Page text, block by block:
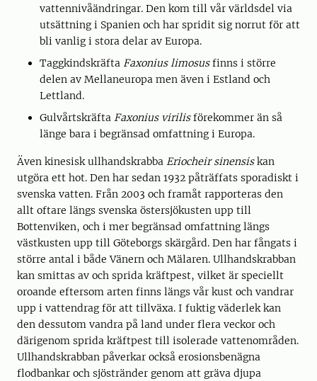
vattennivåändringar. Den kom till vår världsdel via
utsättning i Spanien och har spridit sig norrut för att
bli vanlig i stora delar av Europa.
Taggkindskräfta Faxonius limosusfinns i större
delen av Mellaneuropa men även i Estland och
Lettland.
Gulvårtskräfta Faxonius virilisförekommer än så
länge bara i begränsad omfattning i Europa.
Även kinesisk ullhandskrabba Eriocheir sinensiskan
utgöra ett hot. Den har sedan 1932 påträffats sporadiskt i
svenska vatten. Från 2003 och framåt rapporteras den
allt oftare längs svenska östersjökusten upp till
Bottenviken, och i mer begränsad omfattning längs
västkusten upp till Göteborgs skärgård. Den har fångats i
större antal i både Vänern och Mälaren. Ullhandskrabban
kan smittas av och sprida kräftpest, vilket är speciellt
oroande eftersom arten finns längs vår kust och vandrar
upp i vattendrag för att tillväxa. I fuktig väderlek kan
den dessutom vandra på land under flera veckor och
därigenom sprida kräftpest till isolerade vattenområden.
Ullhandskrabban påverkar också erosionsbenägna
flodbankar och sjöstränder genom att gräva djupa